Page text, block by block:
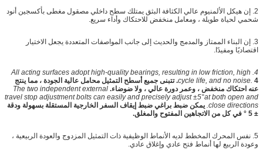
2. إن هيكل الألمنيوم عالي الكثافة البثق يمتلك سطح داخلي مصقول مغطى بأكسجين أنود
شحمي لحياة طويلة ، ومعامل منخفض للاحتكاك وأداء سريع.
3. إن البناء الممتاز والمدمج والحديث إلى جانب المواصفات المتعددة يجعل الاختيار
اقتصاديًا ومفيدًا.
4. All acting surfaces adopt high-quality bearings, resulting in low friction, high
cycle life, and no noise.4. تتبنى جميع أسطح التمثيل محامل عالية الجودة ، مما ينتج
عنه احتكاك منخفض ، وعمر دورة عالي ، ولا ضوضاء. The two independent external
travel stop adjustment bolts can easily and precisely adjust ±5°at both open and
close directions. يمكن ضبط براغي ضبط إيقاف السفر الخارجية المستقلة بسهولة ودقة
± 5 ° في كل من الاتجاهين المفتوح والمغلق.
5. نفس المحرك المخطط لديه الأنماط الوظيفية ذات التمثيل المزدوج والعودة الربيعية ،
وعودة الربيع لها أنماط فتح عادي وإغلاق عادي.